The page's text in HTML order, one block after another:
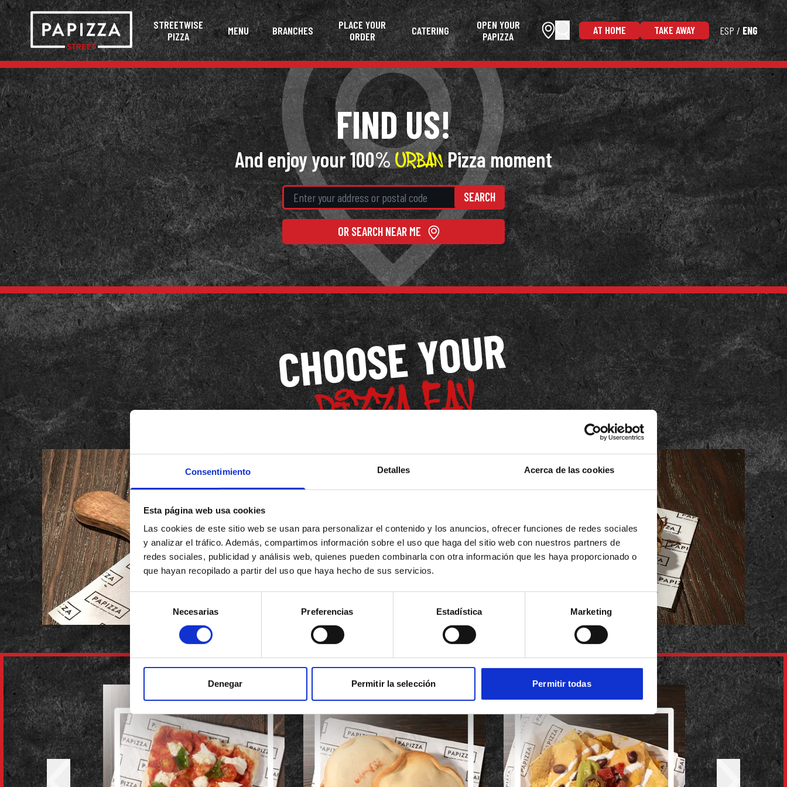
Consentimiento Detalles Acerca de las cookies
Esta página web usa cookies
Las cookies de este sitio web se usan para personalizar el contenido y los anuncios, ofrecer funciones de redes sociales
y analizar el tráfico. Además, compartimos información sobre el uso que haga del sitio web con nuestros partners de
redes sociales, publicidad y análisis web, quienes pueden combinarla con otra información que les haya proporcionado o
que hayan recopilado a partir del uso que haya hecho de sus servicios.
de
consentimiento
Necesarias Preferencias Estadística Marketing
Denegar Permitir la selección Permitir todas
STREETWISE
PIZZA
MENU BRANCHES
PLACE YOUR
ORDER
CATERING
OPEN YOUR
PAPIZZA
AT HOME TAKE AWAY ESP ENG
FIND US!
And enjoy your 100% Pizza moment
SEARCH
OR SEARCH NEAR ME
CHOOSE YOUR
OUR MENU
Previous